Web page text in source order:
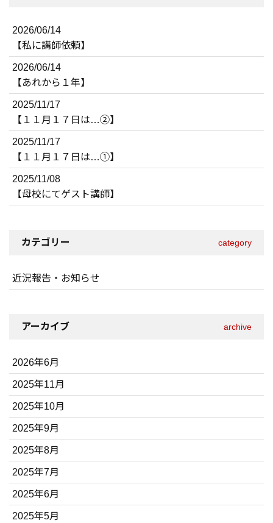
2026/06/14
【私に講師依頼】
2026/06/14
【あれから１年】
2025/11/17
【１１月１７日は…②】
2025/11/17
【１１月１７日は…①】
2025/11/08
【母校にてゲスト講師】
カテゴリー category
近況報告・お知らせ
アーカイブ archive
2026年6月
2025年11月
2025年10月
2025年9月
2025年8月
2025年7月
2025年6月
2025年5月